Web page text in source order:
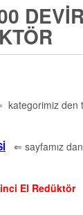
den
⇐ sayfamız
El Redüktör